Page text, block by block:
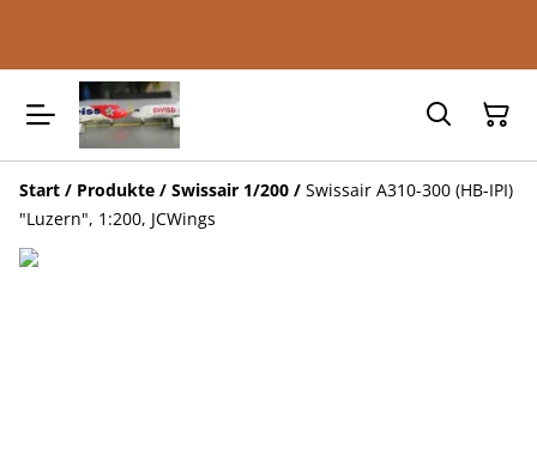
Start / Produkte / Swissair 1/200 / Swissair A310-300 (HB-IPI)
"Luzern", 1:200, JCWings